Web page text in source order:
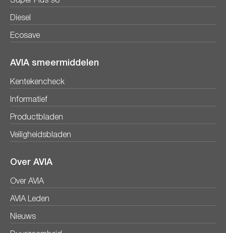
Diesel
Ecosave
AVIA smeermiddelen
Kentekencheck
Informatief
Productbladen
Veiligheidsbladen
Over AVIA
Over AVIA
AVIA Leden
Nieuws